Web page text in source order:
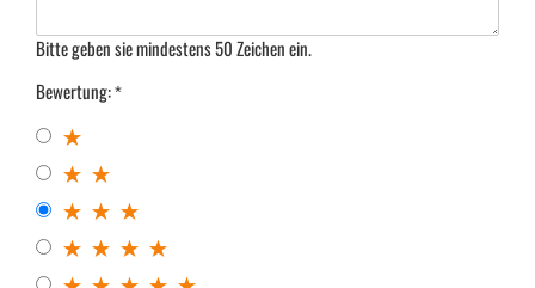
Bitte geben sie mindestens 50 Zeichen ein.
Bewertung: